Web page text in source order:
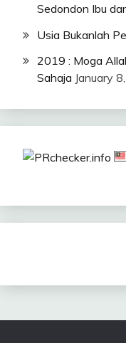
Sedondon Ibu
Usia Bukanlah
2019 : Moga
Sahaja January